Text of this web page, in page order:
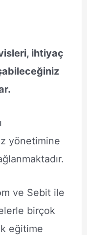
ihtiyaç
yönetimine
ve Sebit ile
birçok
eğitime